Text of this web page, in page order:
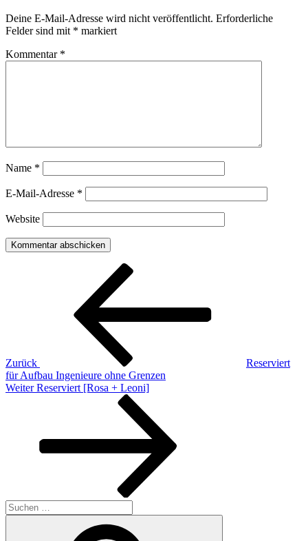
Deine E-Mail-Adresse wird nicht veröffentlicht. Erforderliche
Felder sind mit * markiert
Kommentar *
Name *
E-Mail-Adresse *
Website
Beitragsnavigation
Zurück
Reserviert
für Aufbau Ingenieure ohne Grenzen
Nächster
Weiter Reserviert [Rosa + Leoni]
Suchen
nach: